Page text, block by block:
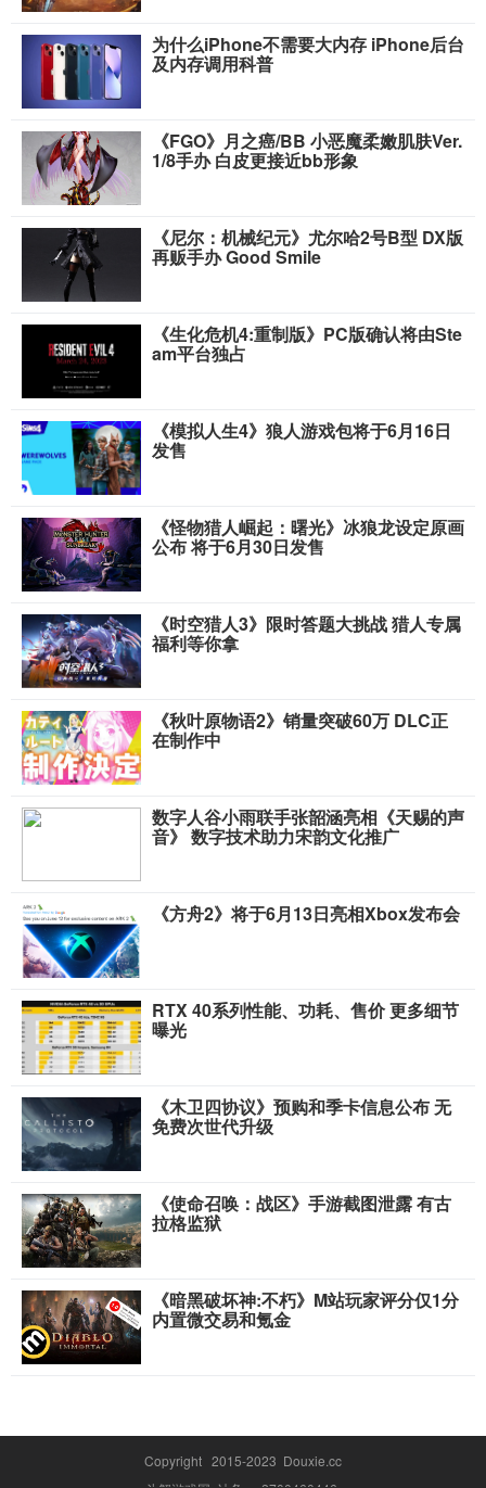
为什么iPhone不需要大内存 iPhone后台
及内存调用科普
《FGO》月之癌/BB 小恶魔柔嫩肌肤Ver.
1/8手办 白皮更接近bb形象
《尼尔：机械纪元》尤尔哈2号B型 DX版
再贩手办 Good Smile
《生化危机4:重制版》PC版确认将由Ste
am平台独占
《模拟人生4》狼人游戏包将于6月16日
发售
《怪物猎人崛起：曙光》冰狼龙设定原画
公布 将于6月30日发售
《时空猎人3》限时答题大挑战 猎人专属
福利等你拿
《秋叶原物语2》销量突破60万 DLC正
在制作中
数字人谷小雨联手张韶涵亮相《天赐的声
音》 数字技术助力宋韵文化推广
《方舟2》将于6月13日亮相Xbox发布会
RTX 40系列性能、功耗、售价 更多细节
曝光
《木卫四协议》预购和季卡信息公布 无
免费次世代升级
《使命召唤：战区》手游截图泄露 有古
拉格监狱
《暗黑破坏神:不朽》M站玩家评分仅1分
内置微交易和氪金
Copyright 2015-2023 Douxie.cc